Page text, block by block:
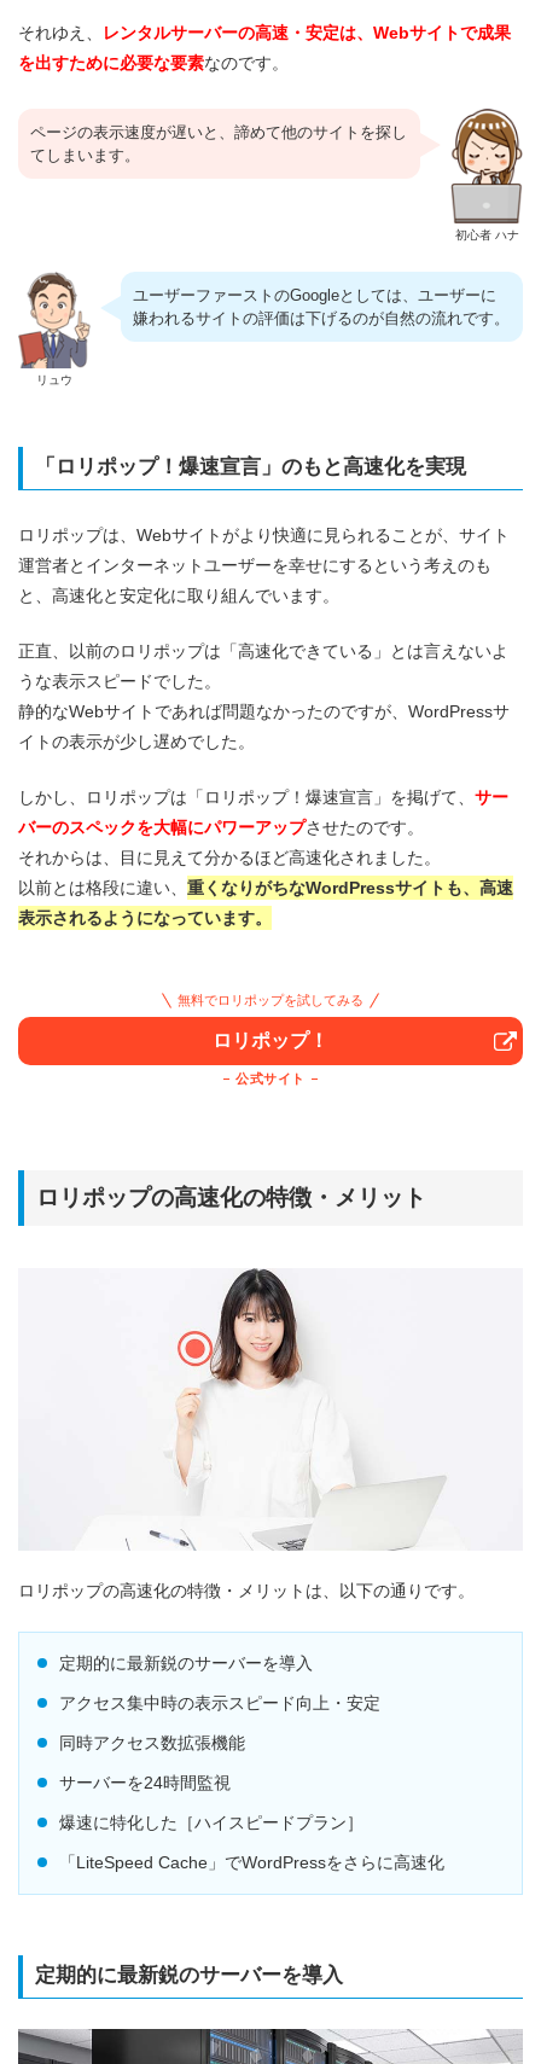
それゆえ、
レンタルサーバーの高速・安定は、Webサイトで成果
を出すために必要な要素なのです。
初心者 ハナ
ページの表示速度が遅いと、諦めて他のサイトを探し
てしまいます。
リュウ
ユーザーファーストのGoogleとしては、ユーザーに
嫌われるサイトの評価は下げるのが自然の流れです。
「ロリポップ！爆速宣言」のもと高速化を実現
ロリポップは、Webサイトがより快適に見られることが、サイト
運営者とインターネットユーザーを幸せにするという考えのも
と、高速化と安定化に取り組んでいます。
正直、以前のロリポップは「高速化できている」とは言えないよ
うな表示スピードでした。
静的なWebサイトであれば問題なかったのですが、WordPressサ
イトの表示が少し遅めでした。
しかし、ロリポップは「ロリポップ！爆速宣言」を掲げて、 サー
バーのスペックを大幅にパワーアップさせたのです。
それからは、目に見えて分かるほど高速化されました。
以前とは格段に違い、 重くなりがちなWordPressサイトも、高速
表示されるようになっています。
無料でロリポップを試してみる
ロリポップ！
公式サイト
ロリポップの高速化の特徴・メリット
ロリポップの高速化の特徴・メリットは、以下の通りです。
定期的に最新鋭のサーバーを導入
アクセス集中時の表示スピード向上・安定
同時アクセス数拡張機能
サーバーを24時間監視
爆速に特化した［ハイスピードプラン］
「LiteSpeed Cache」でWordPressをさらに高速化
定期的に最新鋭のサーバーを導入